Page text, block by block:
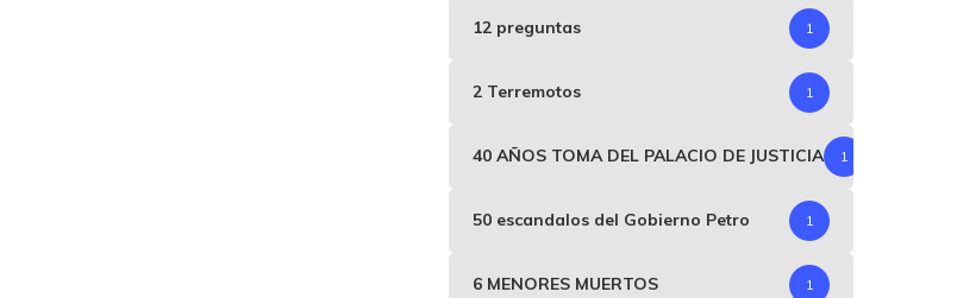
12 preguntas 1
2 Terremotos 1
40 AÑOS TOMA DEL PALACIO DE JUSTICIA 1
50 escandalos del Gobierno Petro 1
6 MENORES MUERTOS 1